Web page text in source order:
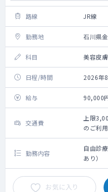
路線 JR線
勤務地 石川県
科目 美容皮
日程/時間 2026年
給与 90,000
交通費
上限
のご利
クシー
勤務内容
自由診
あり）
お気に入り